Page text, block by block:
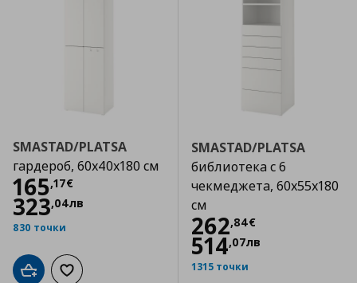
SMASTAD/PLATSA
гардероб, 60x40x180 см
165,17€
Цена
323,04лв
830 точки
Добави в кошницата
Добави към списъка с любими
SMASTAD/PLATSA
библиотека с 6
чекмеджета, 60x55x180
см
262,84€
Цена262,84 €
514,07лв
1315 точки